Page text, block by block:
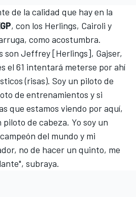
de la calidad que hay en la
, con los Herlings, Cairoli y
como acostumbra.
son Jeffrey [Herlings], Gajser,
el 61 intentará meterse por ahí
(risas). Soy un piloto de
de entrenamientos y si
que estamos viendo por aquí,
de cabeza. Yo soy un
del mundo y mi
no de hacer un quinto, me
subraya.